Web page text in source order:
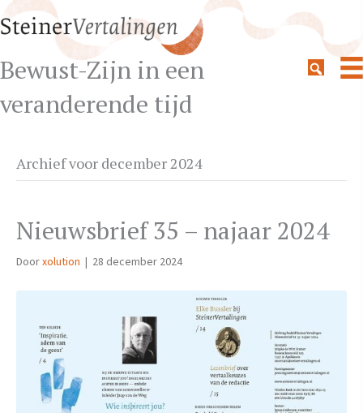
Bewust-Zijn in een
veranderende tijd
Archief voor december 2024
Nieuwsbrief 35 – najaar 2024
Doorxolution | 28 december 2024